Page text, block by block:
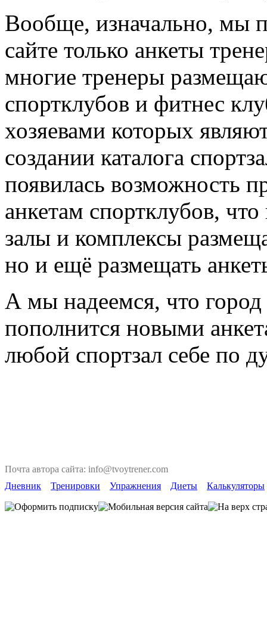
Вообще, изначально, мы
сайте только анкеты
многие тренеры
спортклубов и фитнес
хозяевами которых
создании каталога
появилась возможность
анкетам спортклубов,
залы и комплексы
но и ещё размещать
А мы надеемся, что
пополнится новыми
любой спортзал себе по
Почта автора сайта: info@tvoytrener.com
Дневник
Тренировки Упражнения Диеты Калькуляторы